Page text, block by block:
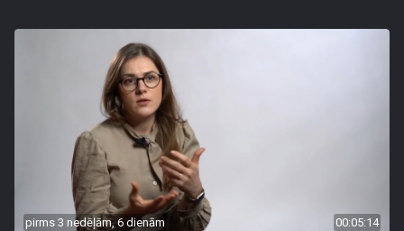
pirms 3 nedēļām, 6 dienām 00:05:14